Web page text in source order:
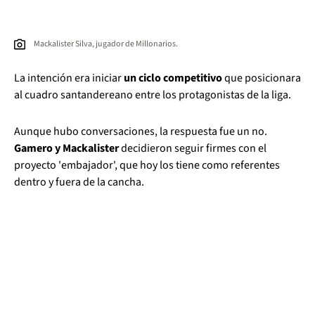
Mackalister Silva, jugador de Millonarios.
La intención era iniciarun ciclo competitivoque posicionara
al cuadro santandereano entre los protagonistas de la liga.
Aunque hubo conversaciones, la respuesta fue un no.
Gamero y Mackalisterdecidieron seguir firmes con el
proyecto 'embajador', que hoy los tiene como referentes
dentro y fuera de la cancha.